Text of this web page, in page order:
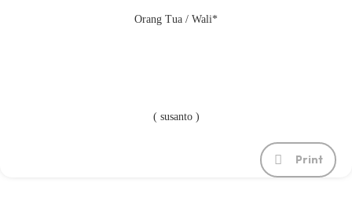
Orang Tua / Wali*
( susanto )
Print